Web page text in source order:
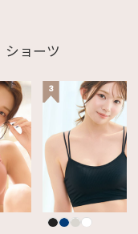
ショーツ
3